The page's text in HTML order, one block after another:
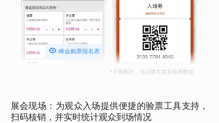
 峰会购票报名表
*示例图片，非品牌方真实验票数据
展会现场：为观众入场提供便捷的验票工具支持，
扫码核销，并实时统计观众到场情况